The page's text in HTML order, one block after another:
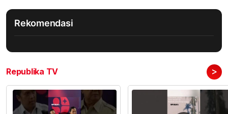
Rekomendasi
Republika TV >